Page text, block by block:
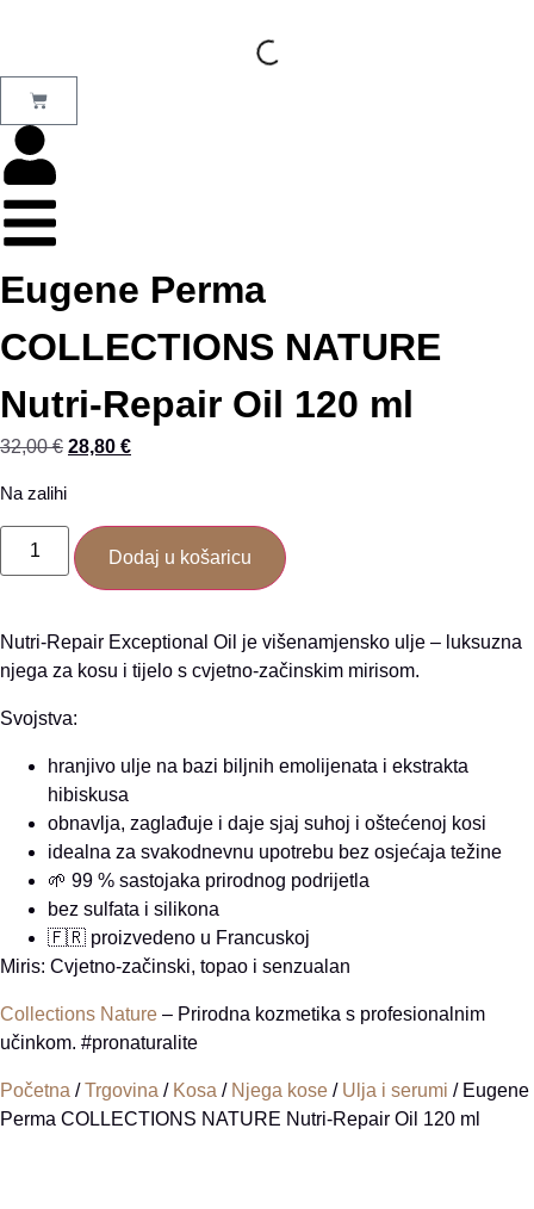
Eugene Perma
COLLECTIONS NATURE
Nutri-Repair Oil 120 ml
32,00€ 28,80 €
Na zalihi
Dodaj u košaricu
Nutri-Repair Exceptional Oil je višenamjensko ulje – luksuzna
njega za kosu i tijelo s cvjetno-začinskim mirisom.
Svojstva:
hranjivo ulje na bazi biljnih emolijenata i ekstrakta
hibiskusa
obnavlja, zaglađuje i daje sjaj suhoj i oštećenoj kosi
idealna za svakodnevnu upotrebu bez osjećaja težine
🌱 99 % sastojaka prirodnog podrijetla
bez sulfata i silikona
🇫🇷 proizvedeno u Francuskoj
Miris: Cvjetno-začinski, topao i senzualan
Collections Nature – Prirodna kozmetika s profesionalnim
učinkom. #pronaturalite
Početna /Trgovina / Kosa / Njega kose / Ulja i serumi / Eugene
Perma COLLECTIONS NATURE Nutri-Repair Oil 120 ml